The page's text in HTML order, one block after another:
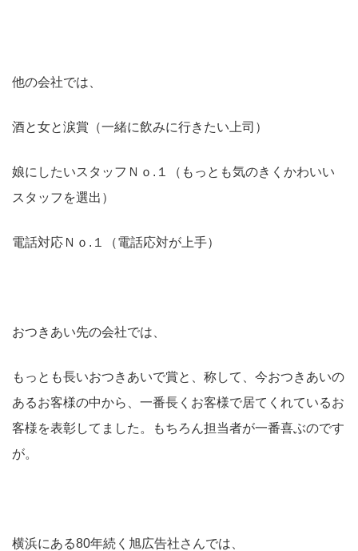
他の会社では、
酒と女と涙賞（一緒に飲みに行きたい上司）
娘にしたいスタッフＮｏ.１（もっとも気のきくかわいい
スタッフを選出）
電話対応Ｎｏ.１（電話応対が上手）
おつきあい先の会社では、
もっとも長いおつきあいで賞と、称して、今おつきあいの
あるお客様の中から、一番長くお客様で居てくれているお
客様を表彰してました。もちろん担当者が一番喜ぶのです
が。
横浜にある80年続く旭広告社さんでは、